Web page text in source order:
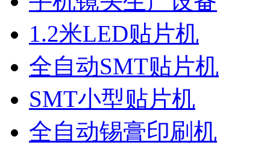
1.2米LED贴片机
全自动SMT贴片机
SMT小型贴片机
全自动锡膏印刷机